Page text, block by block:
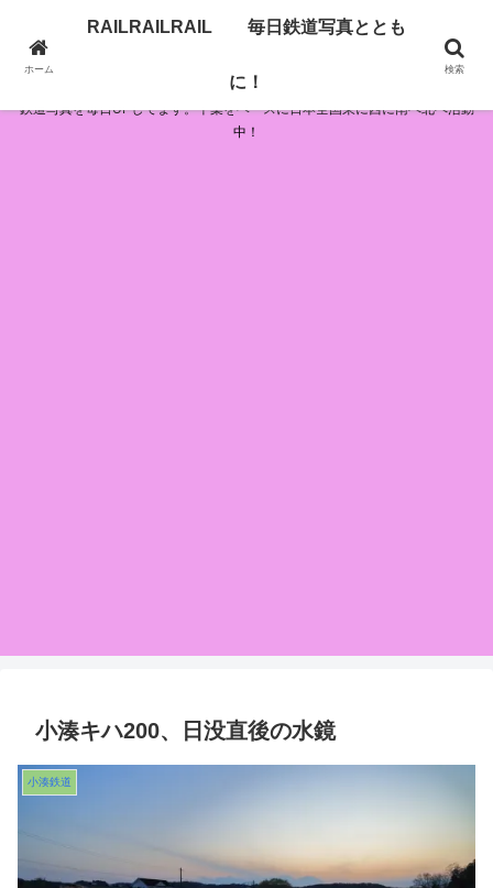
RAILRAILRAIL 毎日鉄道写真とともに！
鉄道写真を毎日UPしてます。千葉をベースに日本全国東に西に南へ北へ活動
中！
小湊キハ200、日没直後の水鏡
小湊鉄道
ホーム
RAILRAILRAIL 毎日鉄道写真ととも
に！
検索